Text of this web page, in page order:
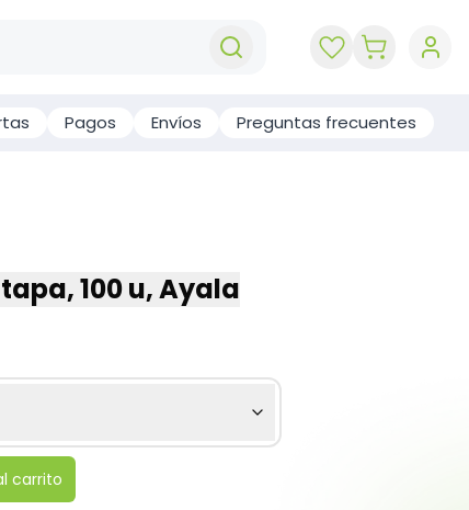
Pagos Envíos Preguntas frecuentes
100 u, Ayala
carrito